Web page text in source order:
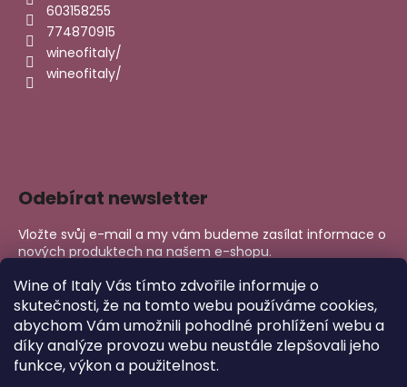
Wine of Italy Vás tímto zdvořile informuje o
skutečnosti, že na tomto webu používáme cookies,
abychom Vám umožnili pohodlné prohlížení webu a
díky analýze provozu webu neustále zlepšovali jeho
funkce, výkon a použitelnost.
603158255
774870915
wineofitaly/
wineofitaly/
Odebírat newsletter
Vložte svůj e-mail a my vám budeme zasílat informace o
nových produktech na našem e-shopu.
E-mail
PŘIHLÁSIT SE